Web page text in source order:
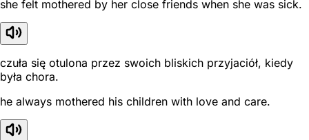
she felt mothered by her close friends when she was sick.
czuła się otulona przez swoich bliskich przyjaciół, kiedy
była chora.
he always mothered his children with love and care.